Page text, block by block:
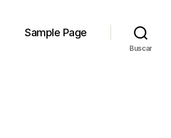
Sample Page
Buscar